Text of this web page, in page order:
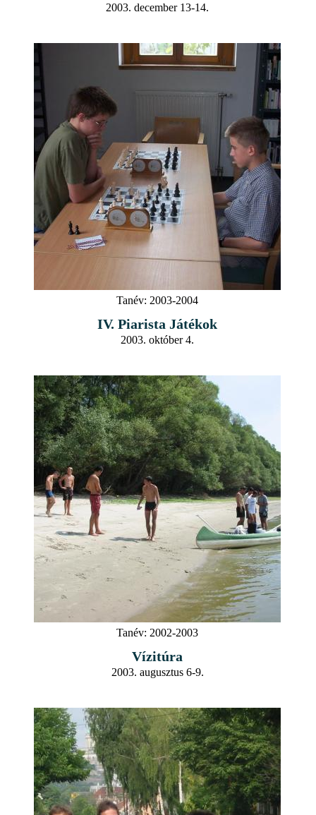
2003. december 13-14.
Tanév: 2003-2004
IV. Piarista Játékok
2003. október 4.
Tanév: 2002-2003
Vízitúra
2003. augusztus 6-9.